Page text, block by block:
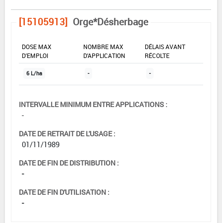
[15105913] Orge*Désherbage
DOSE MAX
D'EMPLOI
NOMBRE MAX
D'APPLICATION
DÉLAIS AVANT
RÉCOLTE
6 L/ha - -
INTERVALLE MINIMUM ENTRE APPLICATIONS :
-
DATE DE RETRAIT DE L'USAGE :
01/11/1989
DATE DE FIN DE DISTRIBUTION :
-
DATE DE FIN D'UTILISATION :
-